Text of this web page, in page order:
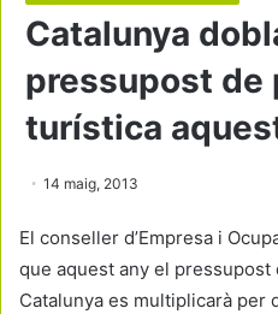
Catalunya
pressupost de
turística
14 maig, 2013
El conseller d’Empresa i
que aquest any el
Catalunya es multiplicarà per